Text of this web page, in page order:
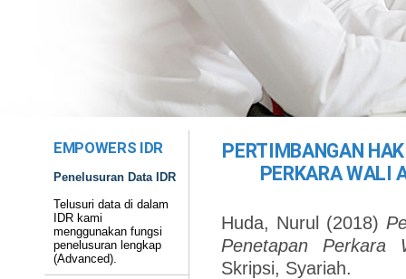
EMPOWERS IDR
Penelusuran Data IDR
Telusuri data di dalam
IDR kami
menggunakan fungsi
penelusuran lengkap
(Advanced).
PERTIMBANGAN
PERKARA WALI
Huda, Nurul (2018)
Penetapan Perkara
Skripsi, Syariah.